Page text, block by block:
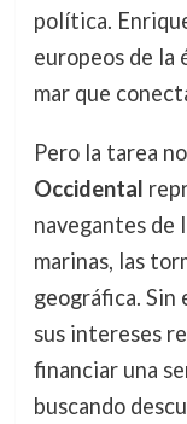
política.
europeos de la
mar que
Pero la tarea
Occidental
navegantes de
marinas, las
geográfica. Sin
sus intereses
financiar una
buscando